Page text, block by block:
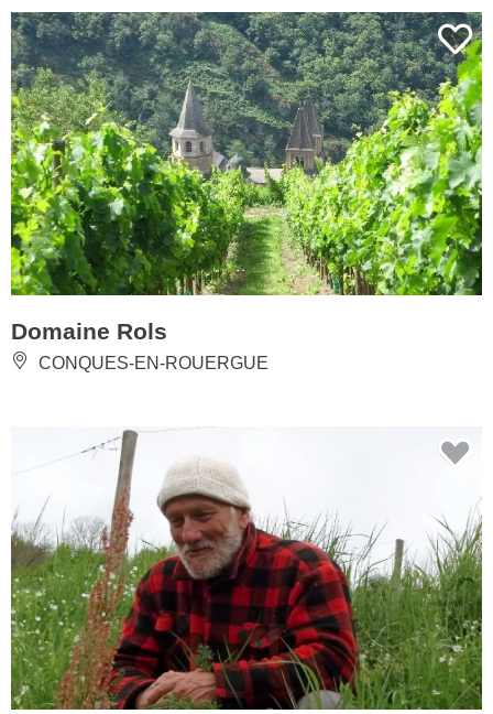
Domaine Rols
CONQUES-EN-ROUERGUE